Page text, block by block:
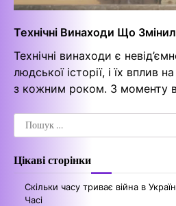
Технічні Винаходи Що
Технічні винаходи є
людської історії, і їх вплив
з кожним роком. З моменту
Пошук:
Цікаві сторінки
Скільки часу триває війна в
Часі